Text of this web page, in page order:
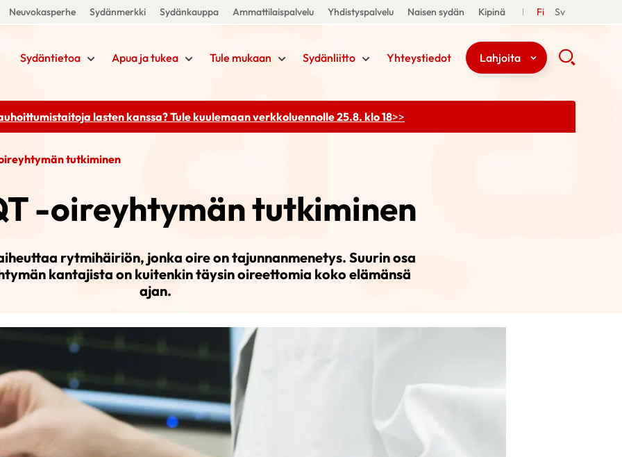
Neuvokasperhe Sydänmerkki Sydänkauppa Ammattilaispalvelu Yhdistyspalvelu Naisen sydän Kipinä Fi Sv
Sydäntietoa Apua ja tukea Tule mukaan Sydänliitto Yhteystiedot Lahjoita
lasten kanssa? Tule kuulemaanverkkoluennolle 25.8. klo 18>>
tutkiminen
-oireyhtymän tutkiminen
rytmihäiriön, jonka oire on tajunnanmenetys. Suurin osa
kantajista on kuitenkin täysin oireettomia koko elämänsä
ajan.